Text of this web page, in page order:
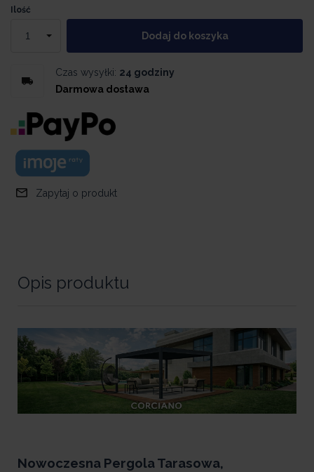
Ilość
Dodaj do koszyka
Czas wysyłki: 24 godziny
Darmowa dostawa
Zapytaj o produkt
Opis produktu
Nowoczesna Pergola Tarasowa,